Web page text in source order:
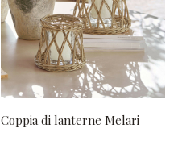
Coppia di lanterne Melari